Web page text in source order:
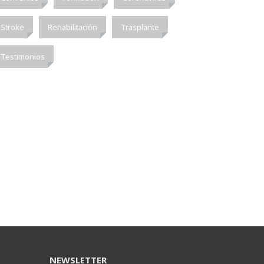
Stroke Rehabilitación Trasplante
Testimonios
NEWSLETTER